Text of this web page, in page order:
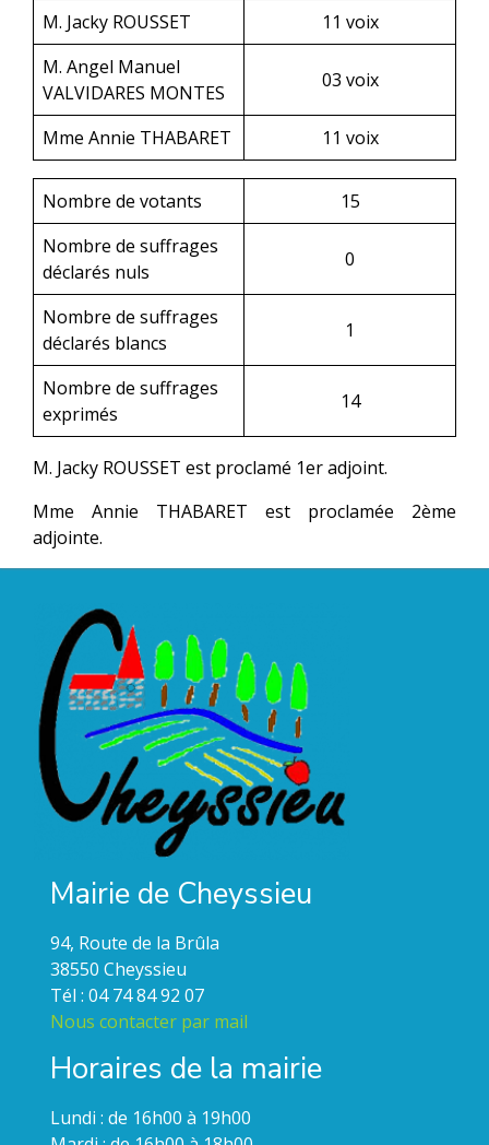
M. Jacky ROUSSET
11 voix
M. Angel Manuel
VALVIDARES MONTES
03 voix
Mme Annie THABARET 11 voix
Nombre de votants
15
Nombre de suffrages
déclarés nuls
0
Nombre de suffrages
déclarés blancs
1
Nombre de suffrages
exprimés
14
M. Jacky ROUSSET est proclamé 1er adjoint.
Mme Annie THABARET est proclamée 2ème
adjointe.
Mairie de Cheyssieu
94, Route de la Brûla
38550 Cheyssieu
Tél : 04 74 84 92 07
Nous contacter par mail
Horaires de la mairie
Lundi : de 16h00 à 19h00